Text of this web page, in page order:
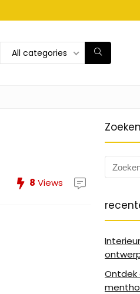
All categories
8 Views
Zoeken
Ontdek